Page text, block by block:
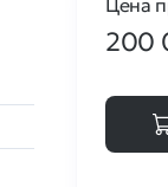
Цена
200